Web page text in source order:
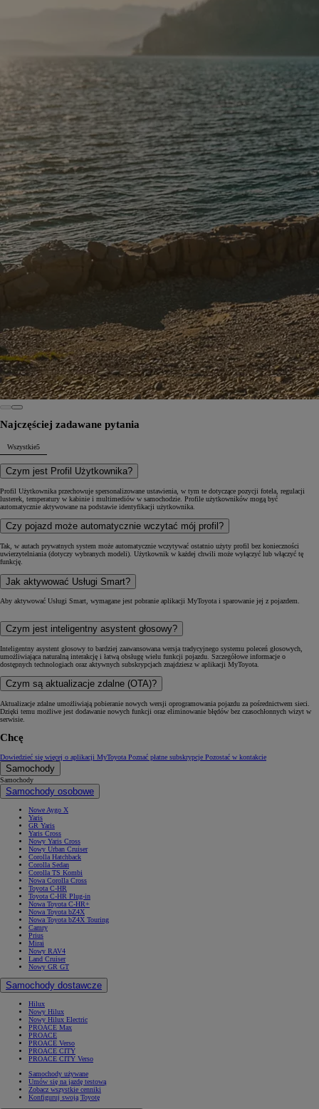
Najczęściej zadawane pytania
Wszystkie5
Czym jest Profil Użytkownika?
Profil Użytkownika przechowuje spersonalizowane ustawienia, w tym te dotyczące pozycji fotela, regulacji
lusterek, temperatury w kabinie i multimediów w samochodzie. Profile użytkowników mogą być
automatycznie aktywowane na podstawie identyfikacji użytkownika.
Czy pojazd może automatycznie wczytać mój profil?
Tak, w autach prywatnych system może automatycznie wczytywać ostatnio użyty profil bez konieczności
uwierzytelniania (dotyczy wybranych modeli). Użytkownik w każdej chwili może wyłączyć lub włączyć tę
funkcję.
Jak aktywować Usługi Smart?
Aby aktywować Usługi Smart, wymagane jest pobranie aplikacji MyToyota i sparowanie jej z pojazdem.
Czym jest inteligentny asystent głosowy?
Inteligentny asystent głosowy to bardziej zaawansowana wersja tradycyjnego systemu poleceń głosowych,
umożliwiająca naturalną interakcję i łatwą obsługę wielu funkcji pojazdu. Szczegółowe informacje o
dostępnych technologiach oraz aktywnych subskrypcjach znajdziesz w aplikacji MyToyota.
Czym są aktualizacje zdalne (OTA)?
Aktualizacje zdalne umożliwiają pobieranie nowych wersji oprogramowania pojazdu za pośrednictwem sieci.
Dzięki temu możliwe jest dodawanie nowych funkcji oraz eliminowanie błędów bez czasochłonnych wizyt w
serwisie.
Chcę
Dowiedzieć się więcej o aplikacji MyToyota Poznać płatne subskrypcje Pozostać w kontakcie
Samochody
Samochody
Samochody osobowe
Nowe Aygo X
Yaris
GR Yaris
Yaris Cross
Nowy Yaris Cross
Nowy Urban Cruiser
Corolla Hatchback
Corolla Sedan
Corolla TS Kombi
Nowa Corolla Cross
Toyota C-HR
Toyota C-HR Plug-in
Nowa Toyota C-HR+
Nowa Toyota bZ4X
Nowa Toyota bZ4X Touring
Camry
Prius
Mirai
Nowy RAV4
Land Cruiser
Nowy GR GT
Samochody dostawcze
Hilux
Nowy Hilux
Nowy Hilux Electric
PROACE Max
PROACE
PROACE Verso
PROACE CITY
PROACE CITY Verso
Samochody używane
Umów się na jazdę testową
Zobacz wszystkie cenniki
Konfiguruj swoją Toyotę